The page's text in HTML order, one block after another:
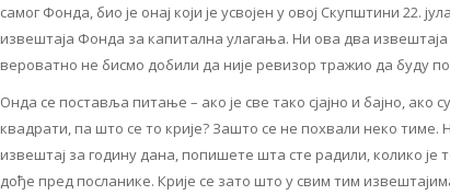
самог Фонда, био је онај који је усвојен у овој Скупштини 22.
извештаја Фонда за капитална улагања. Ни ова два извештаја
вероватно не бисмо добили да није ревизор тражио да буду
Онда се поставља питање – ако је све тако сјајно и бајно,
квадрати, па што се то крије? Зашто се не похвали неко тиме.
извештај за годину дана, попишете шта сте радили, колико
дође пред посланике. Крије се зато што у свим тим